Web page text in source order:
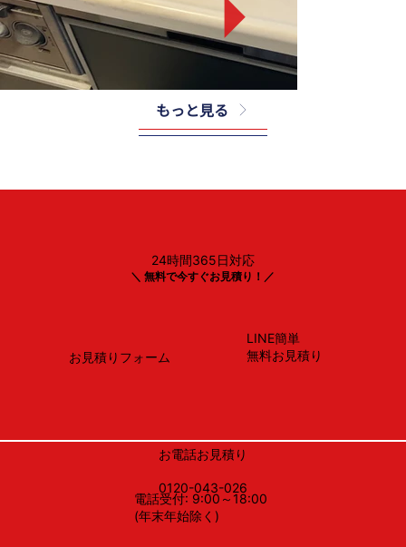
Panasonic製
もっと見る
LINE簡単
無料お見積り
0120-043-026
お電話お見積り
電話受付: 9:00～18:00
(年末年始除く)
お見積りフォーム
＼ 無料で今すぐお見積り！／
24時間365日対応